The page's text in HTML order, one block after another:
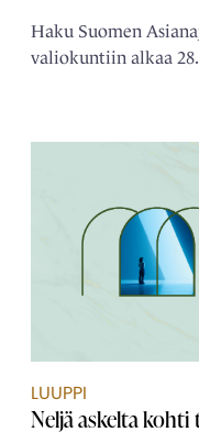
Haku Suomen
valiokuntiin alkaa
LUUPPI
Neljä askelta